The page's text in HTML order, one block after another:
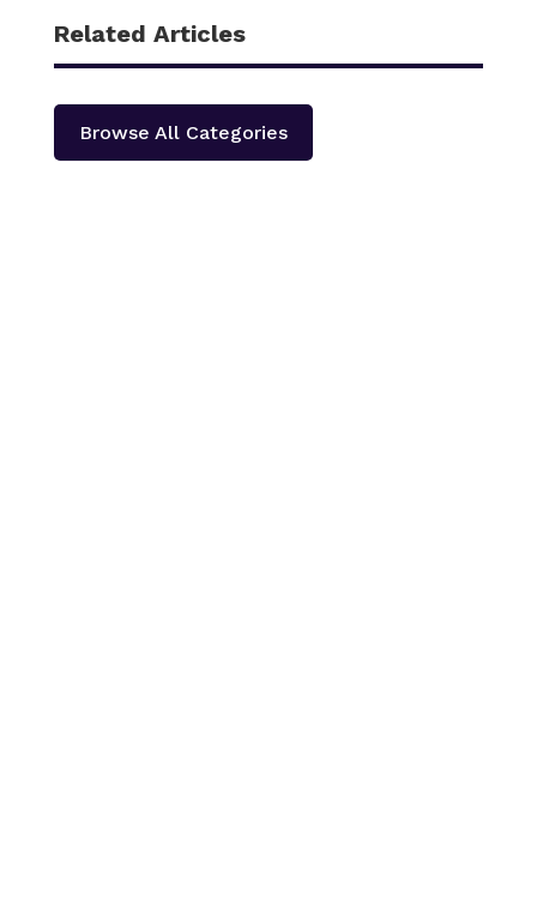
Related Articles
Browse All Categories